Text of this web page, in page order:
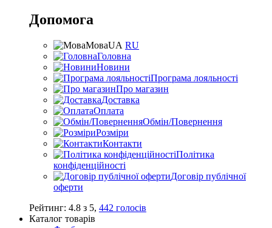
Допомога
МоваUA RU
Головна
Новини
Програма лояльності
Про магазин
Доставка
Оплата
Обмін/Повернення
Розміри
Контакти
Політика
конфіденційності
Договір публічної
оферти
Рейтинг: 4.8 з 5, 442 голосів
Каталог товарів